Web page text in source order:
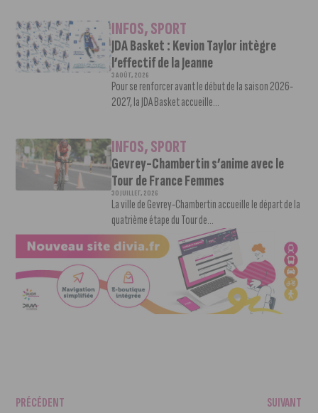
INFOS,SPORT
JDA Basket : Kevion Taylor intègre
l’effectif de la Jeanne
3 AOÛT, 2026
Pour se renforcer avant le début de la saison 2026-
2027, la JDA Basket accueille...
INFOS,SPORT
Gevrey-Chambertin s’anime avec le
Tour de France Femmes
30 JUILLET, 2026
La ville de Gevrey-Chambertin accueille le départ de la
quatrième étape du Tour de...
PRÉCÉDENT SUIVANT